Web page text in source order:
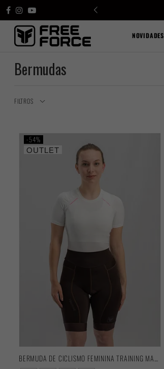
NOVIDADES
Bermudas
FILTROS
OUTLET
54%
BERMUDA DE CICLISMO FEMININA TRAINING MARROM 2025